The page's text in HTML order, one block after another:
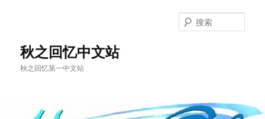
秋之回忆中文站
秋之回忆第一中文站
索